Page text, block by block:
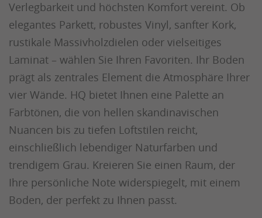
Verlegbarkeit und höchsten Komfort vereint. Ob
elegantes Parkett, robustes Vinyl, sanfter Kork,
rustikale Massivholzdielen oder vielseitiges
Laminat – wählen Sie Ihren Favoriten. Ihr Boden
prägt als zentrales Element die Atmosphäre Ihrer
vier Wände. HQ bietet Ihnen eine Palette an
Farbtönen, die von hellen skandinavischen
Nuancen bis zu tiefen Loftstilen reicht,
einschließlich lebendiger Naturfarben und
trendigem Grau. Kreieren Sie einen Raum, der
Ihre persönliche Note widerspiegelt, mit einem
Boden, der perfekt zu Ihnen passt.